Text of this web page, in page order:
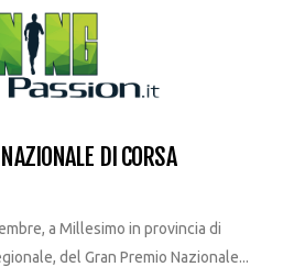
DI CORSA
a Millesimo in provincia di
del Gran Premio Nazionale...